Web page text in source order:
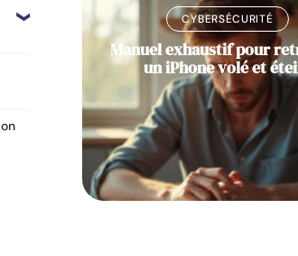
CYBERSÉCURITÉ
Manuel exhaustif pour
un iPhone volé et